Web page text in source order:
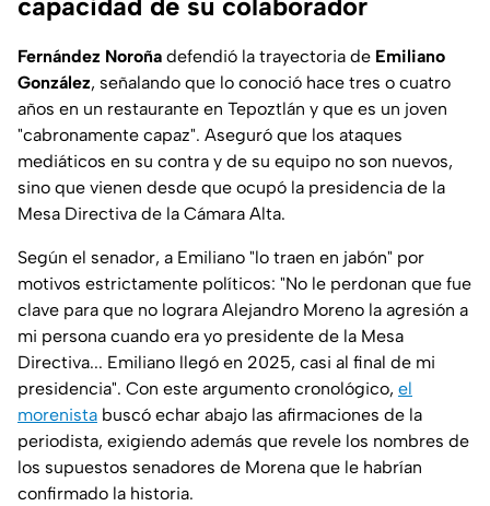
Fernández Noroña defendió la trayectoria de Emiliano
González, señalando que lo conoció hace tres o cuatro
años en un restaurante en Tepoztlán y que es un joven
"cabronamente capaz". Aseguró que los ataques
mediáticos en su contra y de su equipo no son nuevos,
sino que vienen desde que ocupó la presidencia de la
Mesa Directiva de la Cámara Alta.
Según el senador, a Emiliano "lo traen en jabón" por
motivos estrictamente políticos: "No le perdonan que fue
clave para que no lograra Alejandro Moreno la agresión a
mi persona cuando era yo presidente de la Mesa
Directiva... Emiliano llegó en 2025, casi al final de mi
presidencia". Con este argumento cronológico, el
morenista buscó echar abajo las afirmaciones de la
periodista, exigiendo además que revele los nombres de
los supuestos senadores de Morena que le habrían
confirmado la historia.